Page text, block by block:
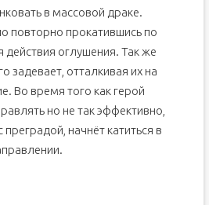
в массовой драке.
повторно прокатившись по
действия оглушения. Так же
задевает, отталкивая их на
Во время того как герой
но не так эффективно,
начнёт катиться в